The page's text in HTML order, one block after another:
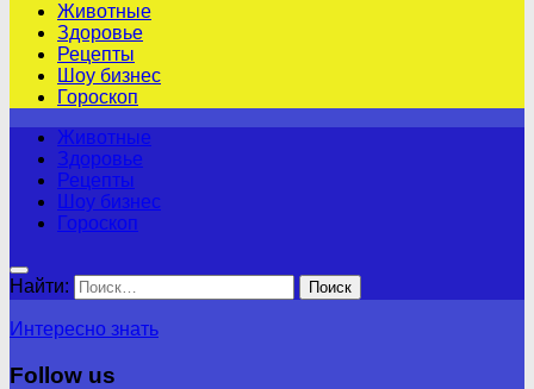
Животные
Здоровье
Рецепты
Шоу бизнес
Гороскоп
Животные
Здоровье
Рецепты
Шоу бизнес
Гороскоп
Найти:
Интересно знать
Follow us